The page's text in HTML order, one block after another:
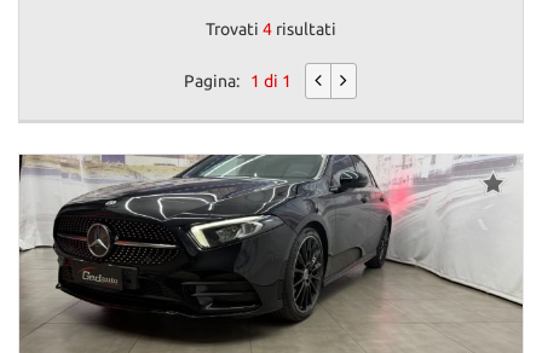
Trovati 4 risultati
Pagina: 1 di 1